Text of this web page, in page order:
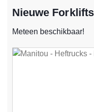
Nieuwe
Meteen beschikbaar!